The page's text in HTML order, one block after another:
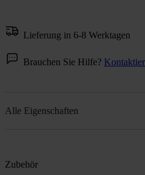
Lieferung in 6-8 Werktagen
Brauchen Sie Hilfe?
Alle Eigenschaften
Zubehör